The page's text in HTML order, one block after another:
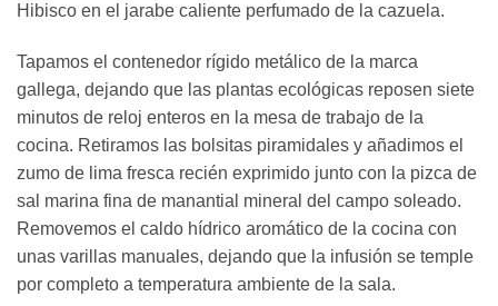
Hibisco en el jarabe caliente perfumado de la cazuela.
Tapamos el contenedor rígido metálico de la marca
gallega, dejando que las plantas ecológicas reposen siete
minutos de reloj enteros en la mesa de trabajo de la
cocina. Retiramos las bolsitas piramidales y añadimos el
zumo de lima fresca recién exprimido junto con la pizca de
sal marina fina de manantial mineral del campo soleado.
Removemos el caldo hídrico aromático de la cocina con
unas varillas manuales, dejando que la infusión se temple
por completo a temperatura ambiente de la sala.